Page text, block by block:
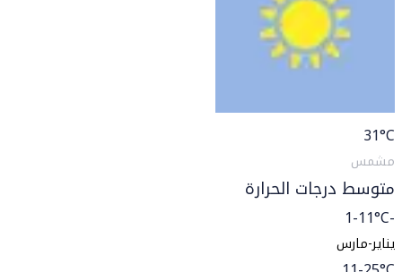
31°C
مشمس
متوسط درجات الحرارة
-1-11°C
يناير-مارس